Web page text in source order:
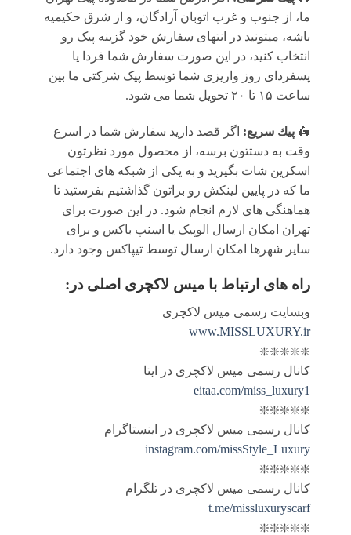
ما، از جنوب و غرب اتوبان آزادگان، و از شرق حکیمیه
باشه، میتونید در انتهای سفارش خود گزینه پیک رو
انتخاب کنید، در این صورت سفارش شما فردا یا
پسفردای روز واريزى شما توسط پیک شرکتی ما بين
ساعت ۱۵ تا ٢٠ تحويل شما مى شود.
🛵 پيك سریع: اگر قصد دارید سفارش شما در اسرع
وقت به دستتون برسه، از محصول مورد نظرتون
اسکرین شات بگیرید و به یکی از شبکه های اجتماعی
ما که در پایین لینکش رو براتون گذاشتیم بفرستید تا
هماهنگی های لازم انجام شود. در این صورت برای
تهران امکان ارسال الوپیک یا اسنپ باکس و برای
سایر شهرها امکان ارسال توسط تیپاکس وجود دارد.
راه های ارتباط با میس لاکچری اصلی در:
وبسایت رسمی میس لاکچری
www.MISSLUXURY.ir
❇️❇️❇️❇️❇️
کانال رسمی میس لاکچری در ایتا
eitaa.com/miss_luxury1
❇️❇️❇️❇️❇️
کانال رسمی میس لاکچری در اینستاگرام
instagram.com/missStyle_Luxury
❇️❇️❇️❇️❇️
کانال رسمی میس لاکچری در تلگرام
t.me/missluxuryscarf
❇️❇️❇️❇️❇️